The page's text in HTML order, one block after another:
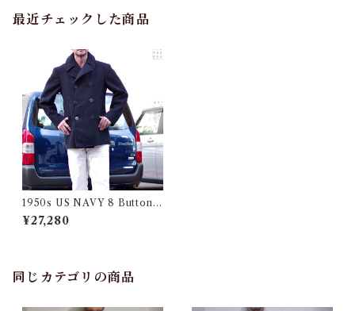
最近チェックした商品
1950s US NAVY 8 Button
Pea Coat / 50年代 USN ピー
コート 8ボタン
¥27,280
同じカテゴリの商品